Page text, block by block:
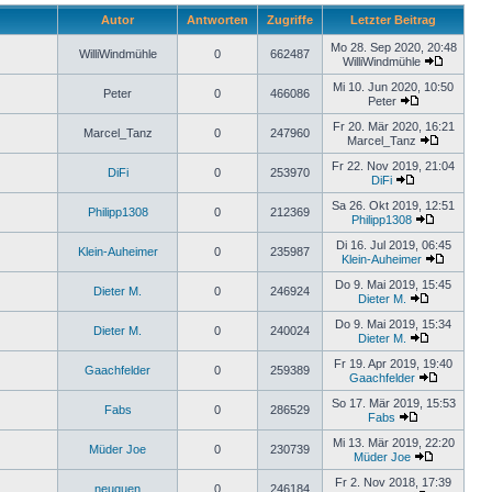
Autor Antworten Zugriffe Letzter Beitrag
WilliWindmühle 0 662487
Mo 28. Sep 2020, 20:48
WilliWindmühle
Peter 0 466086
Mi 10. Jun 2020, 10:50
Peter
Marcel_Tanz 0 247960
Fr 20. Mär 2020, 16:21
Marcel_Tanz
DiFi 0 253970
Fr 22. Nov 2019, 21:04
DiFi
Philipp1308 0 212369
Sa 26. Okt 2019, 12:51
Philipp1308
Klein-Auheimer 0 235987
Di 16. Jul 2019, 06:45
Klein-Auheimer
Dieter M. 0 246924
Do 9. Mai 2019, 15:45
Dieter M.
Dieter M. 0 240024
Do 9. Mai 2019, 15:34
Dieter M.
Gaachfelder 0 259389
Fr 19. Apr 2019, 19:40
Gaachfelder
Fabs 0 286529
So 17. Mär 2019, 15:53
Fabs
Müder Joe 0 230739
Mi 13. Mär 2019, 22:20
Müder Joe
neuquen 0 246184
Fr 2. Nov 2018, 17:39